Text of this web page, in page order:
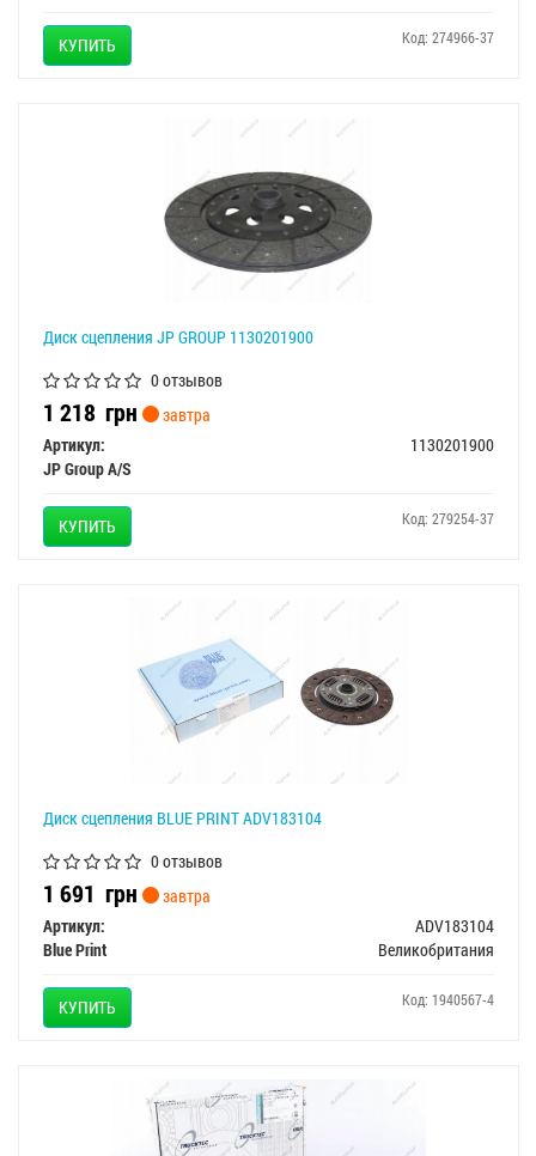
КУПИТЬ Код: 274966-37
Диск сцепления JP GROUP 1130201900
0 отзывов
1 218 грн
завтра
Артикул:
1130201900
JP Group A/S
КУПИТЬ Код: 279254-37
Диск сцепления BLUE PRINT ADV183104
0 отзывов
1 691 грн
завтра
Артикул:
ADV183104
Blue Print
Великобритания
КУПИТЬ Код: 1940567-4